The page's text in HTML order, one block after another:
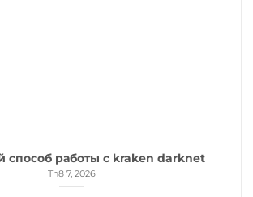
способ работы с kraken darknet
Th8 7, 2026